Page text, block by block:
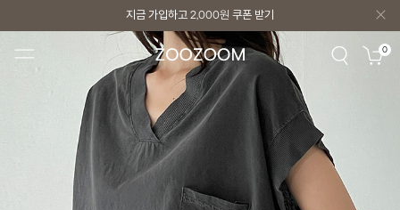
지금 가입하고 2,000원 쿠폰 받기
지금 가입하고2,000원쿠폰 받기 0